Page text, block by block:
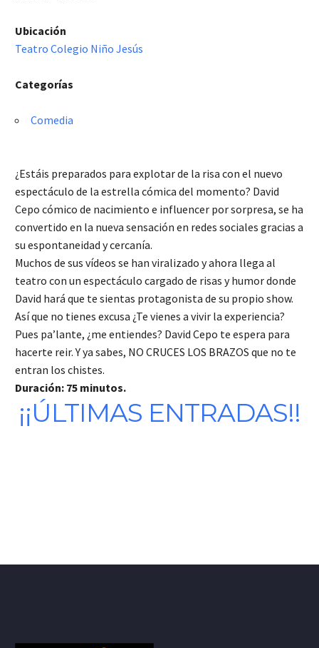
Ubicación
Teatro Colegio Niño Jesús
Categorías
Comedia
¿Estáis preparados para explotar de la risa con el nuevo
espectáculo de la estrella cómica del momento? David
Cepo cómico de nacimiento e influencer por sorpresa, se ha
convertido en la nueva sensación en redes sociales gracias a
su espontaneidad y cercanía.
Muchos de sus vídeos se han viralizado y ahora llega al
teatro con un espectáculo cargado de risas y humor donde
David hará que te sientas protagonista de su propio show.
Así que no tienes excusa ¿Te vienes a vivir la experiencia?
Pues pa’lante, ¿me entiendes? David Cepo te espera para
hacerte reir. Y ya sabes, NO CRUCES LOS BRAZOS que no te
entran los chistes.
Duración: 75 minutos.
¡¡ÚLTIMAS ENTRADAS!!